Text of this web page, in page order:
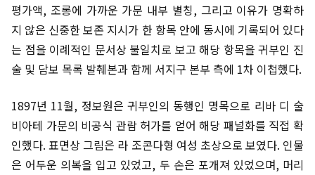
평가액, 조롱에 가까운 가문 내부 별칭, 그리고 이유가 명확하
지 않은 신중한 보존 지시가 한 항목 안에 동시에 기록되어 있다
는 점을 이례적인 문서상 불일치로 보고 해당 항목을 귀부인 진
술 및 담보 목록 발췌본과 함께 서지구 본부 측에 1차 이첩했다.
1897년 11월, 정보원은 귀부인의 동행인 명목으로 리바 디 술
비아테 가문의 비공식 관람 허가를 얻어 해당 패널화를 직접 확
인했다. 표면상 그림은 라 조콘다형 여성 초상으로 보였다. 인물
은 어두운 의복을 입고 있었고, 두 손은 포개져 있었으며, 머리